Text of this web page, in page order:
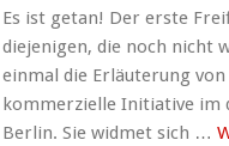
Es ist getan! Der erste
diejenigen, die noch nicht
einmal die Erläuterung
kommerzielle Initiative im
Berlin. Sie widmet sich …